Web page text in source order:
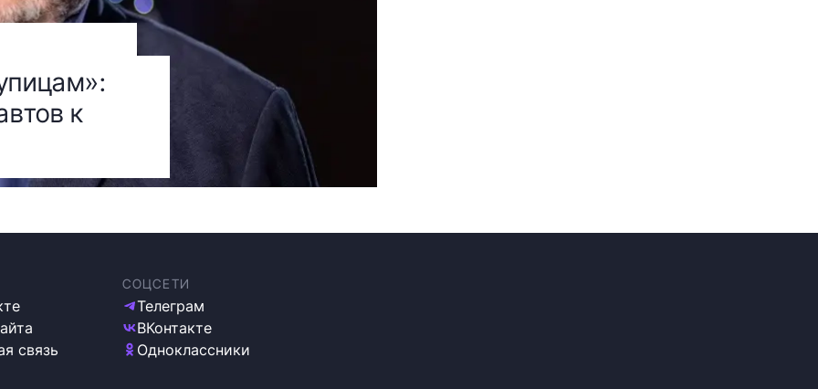
к
связь
СОЦСЕТИ
Телеграм
ВКонтакте
Одноклассники